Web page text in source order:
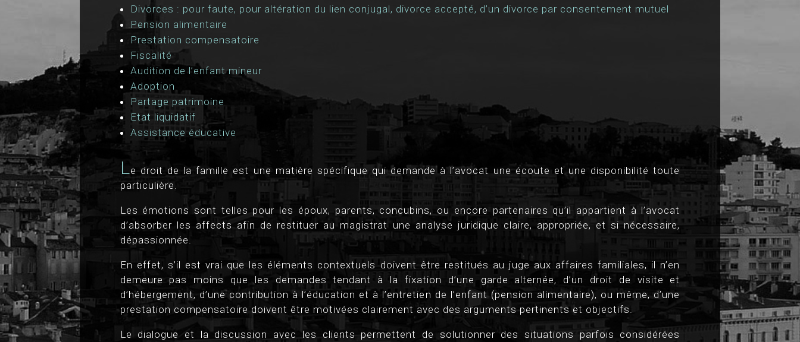
Divorces : pour faute, pour altération du lien conjugal, divorce accepté, d’un divorce par consentement mutuel
Pension alimentaire
Prestation compensatoire
Fiscalité
Audition de l’enfant mineur
Adoption
Partage patrimoine
Etat liquidatif
Assistance éducative
Le droit de la famille est une matière spécifique qui demande à l’avocat une écoute et une disponibilité toute
particulière.
Les émotions sont telles pour les époux, parents, concubins, ou encore partenaires qu’il appartient à l’avocat
d’absorber les affects afin de restituer au magistrat une analyse juridique claire, appropriée, et si nécessaire,
dépassionnée.
En effet, s’il est vrai que les éléments contextuels doivent être restitués au juge aux affaires familiales, il n’en
demeure pas moins que les demandes tendant à la fixation d’une garde alternée, d’un droit de visite et
d’hébergement, d’une contribution à l’éducation et à l’entretien de l’enfant (pension alimentaire), ou même, d’une
prestation compensatoire doivent être motivées clairement avec des arguments pertinents et objectifs.
Le dialogue et la discussion avec les clients permettent de solutionner des situations parfois considérées